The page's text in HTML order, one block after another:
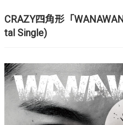
CRAZY四角形「
tal Single)